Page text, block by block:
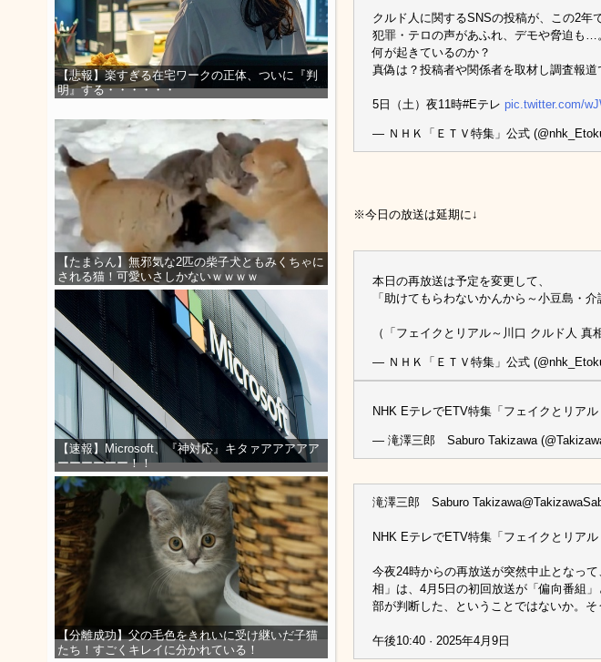
【悲報】楽すぎる在宅ワークの正体、ついに『判
明』する・・・・・・
【たまらん】無邪気な2匹の柴子犬ともみくちゃに
される猫！可愛いさしかないｗｗｗｗ
【速報】Microsoft、『神対応』キタァアアアアア
ーーーーーー！！
【分離成功】父の毛色をきれいに受け継いだ子猫
たち！すごくキレイに分かれている！
クルド人に関するSNSの投稿が、この2年
犯罪・テロの声があふれ、デモや脅迫も…
何が起きているのか？
真偽は？投稿者や関係者を取材し調査報道
5日（土）夜11時#Eテレ pic.twitter.com/
— ＮＨＫ「ＥＴＶ特集」公式
※今日の放送は延期に↓
本日の再放送は予定を変更して、
「助けてもらわないかんから～小豆島・
（「フェイクとリアル～川口 クルド人
— ＮＨＫ「ＥＴＶ特集」公式
NHK EテレでETV特集「フェイクとリア
— 滝澤三郎 Saburo Takizawa
滝澤三郎 Saburo
NHK EテレでETV特集「フェイクとリア
今夜24時からの再放送が突然中止となっ
相」は、4月5日の初回放送が「偏向番組
部が判断した、ということではないか。そ
午後10:40 · 2025年4月9日